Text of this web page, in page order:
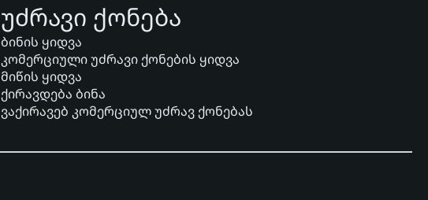
უძრავი ქონება
ბინის ყიდვა
კომერციული უძრავი ქონების ყიდვა
მიწის ყიდვა
ქირავდება ბინა
ვაქირავებ კომერციულ უძრავ ქონებას